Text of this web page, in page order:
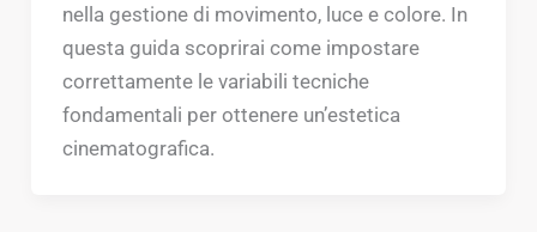
nella gestione di movimento, luce e colore. In
questa guida scoprirai come impostare
correttamente le variabili tecniche
fondamentali per ottenere un’estetica
cinematografica.